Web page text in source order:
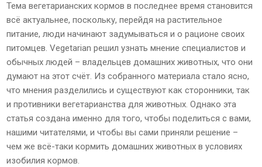
Тема вегетарианских кормов в последнее время становится
всё актуальнее, поскольку, перейдя на растительное
питание, люди начинают задумываться и о рационе своих
питомцев. Vegetarian решил узнать мнение специалистов и
обычных людей – владельцев домашних животных, что они
думают на этот счёт. Из собранного материала стало ясно,
что мнения разделились и существуют как сторонники, так
и противники вегетарианства для животных. Однако эта
статья создана именно для того, чтобы поделиться с вами,
нашими читателями, и чтобы вы сами приняли решение –
чем же всё-таки кормить домашних животных в условиях
изобилия кормов.